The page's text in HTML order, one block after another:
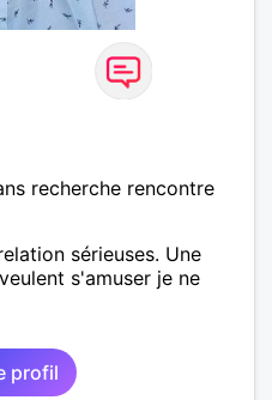
recherche rencontre
sérieuses. Une
s'amuser je ne
profil